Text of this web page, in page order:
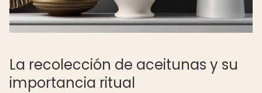
La recolección de aceitunas y su
importancia ritual